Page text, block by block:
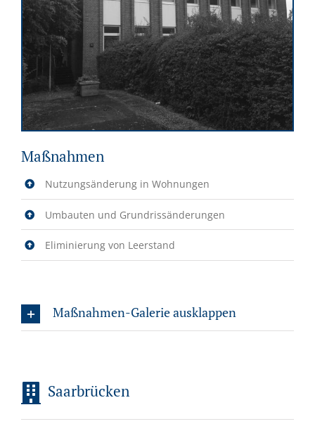
Maßnahmen
Nutzungsänderung in Wohnungen
Umbauten und Grundrissänderungen
Eliminierung von Leerstand
Maßnahmen-Galerie ausklappen
Saarbrücken